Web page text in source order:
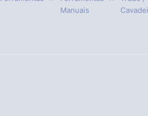
Manuais